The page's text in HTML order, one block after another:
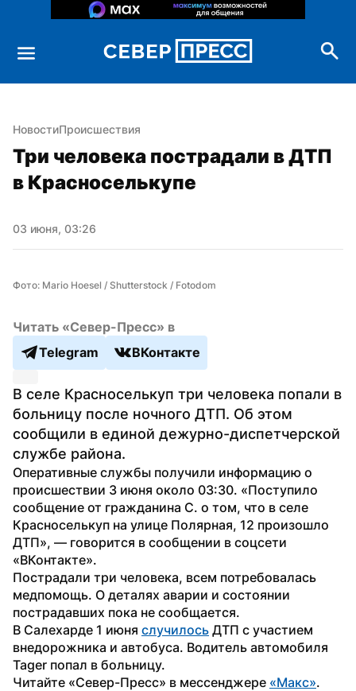
НовостиПроисшествия
Три человека пострадали в ДТП
в Красноселькупе
03 июня, 03:26
Фото: Mario Hoesel / Shutterstock / Fotodom
Читать «Север-Пресс» в
Telegram
ВКонтакте
В селе Красноселькуп три человека попали в
больницу после ночного ДТП. Об этом
сообщили в единой дежурно-диспетчерской
службе района.
Оперативные службы получили информацию о
происшествии 3 июня около 03:30. «Поступило
сообщение от гражданина С. о том, что в селе
Красноселькуп на улице Полярная, 12 произошло
ДТП», — говорится в сообщении в соцсети
«ВКонтакте».
Пострадали три человека, всем потребовалась
медпомощь. О деталях аварии и состоянии
пострадавших пока не сообщается.
В Салехарде 1 июня случилось ДТП с участием
внедорожника и автобуса. Водитель автомобиля
Tager попал в больницу.
Читайте «Север-Пресс» в мессенджере «Макс».